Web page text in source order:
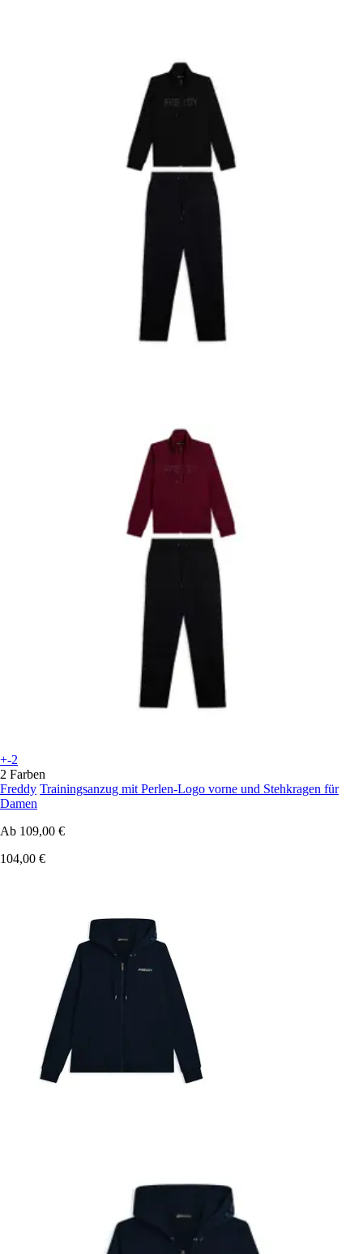
+-2
2 Farben
Freddy Trainingsanzug mit Perlen-Logo vorne und Stehkragen für
Damen
Ab 109,00 €
104,00 €